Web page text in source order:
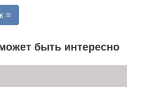
≡
быть интересно